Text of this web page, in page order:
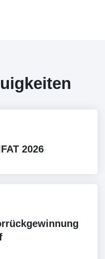
2026